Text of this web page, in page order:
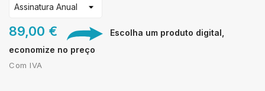
89,00 €
Escolha um produto digital,
economize no preço
Com IVA